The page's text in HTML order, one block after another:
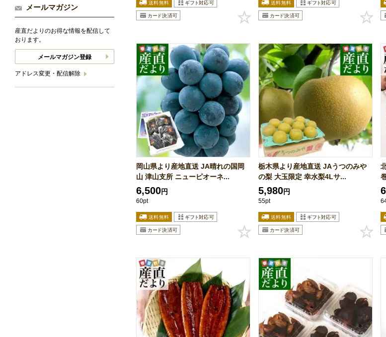
岡山県より産地直送 JA晴れの国岡
山 津山支所 ニューピオーネ...
6,500円
60pt
栃木県より産地直送 JAうつのみや
の梨 大玉限定 幸水梨4Lサ...
5,980円
55pt
メールマガジン
産直だよりのお得な情報を配信して
おります。
メールマガジン登録
アドレス変更・配信解除